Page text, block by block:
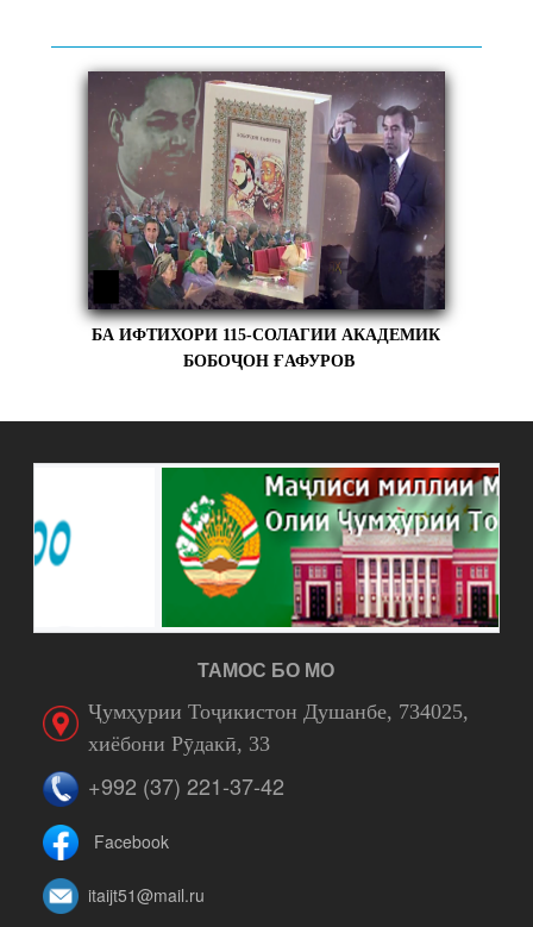
БА ИФТИХОРИ 115-СОЛАГИИ АКАДЕМИК
БОБОҶОН ҒАФУРОВ
ТАМОС БО МО
Ҷумҳурии Тоҷикистон Душанбе, 734025,
хиёбони Рӯдакӣ, 33
+992 (37) 221-37-42
Facebook
itaijt51@mail.ru